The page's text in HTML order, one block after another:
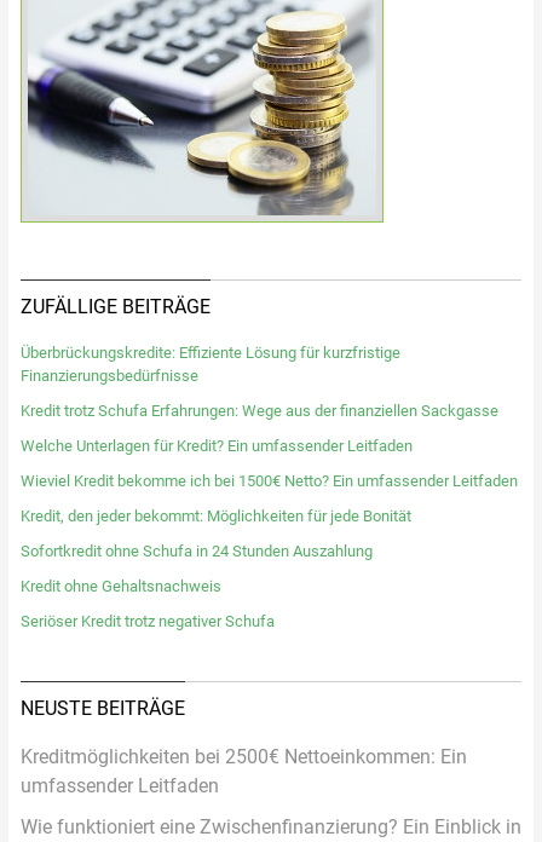
ZUFÄLLIGE BEITRÄGE
Überbrückungskredite: Effiziente Lösung für kurzfristige
Finanzierungsbedürfnisse
Kredit trotz Schufa Erfahrungen: Wege aus der finanziellen Sackgasse
Welche Unterlagen für Kredit? Ein umfassender Leitfaden
Wieviel Kredit bekomme ich bei 1500€ Netto? Ein umfassender Leitfaden
Kredit, den jeder bekommt: Möglichkeiten für jede Bonität
Sofortkredit ohne Schufa in 24 Stunden Auszahlung
Kredit ohne Gehaltsnachweis
Seriöser Kredit trotz negativer Schufa
NEUSTE BEITRÄGE
Kreditmöglichkeiten bei 2500€ Nettoeinkommen: Ein
umfassender Leitfaden
Wie funktioniert eine Zwischenfinanzierung? Ein Einblick in